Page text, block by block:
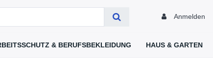
Anmelden
& BERUFSBEKLEIDUNG HAUS & GARTEN